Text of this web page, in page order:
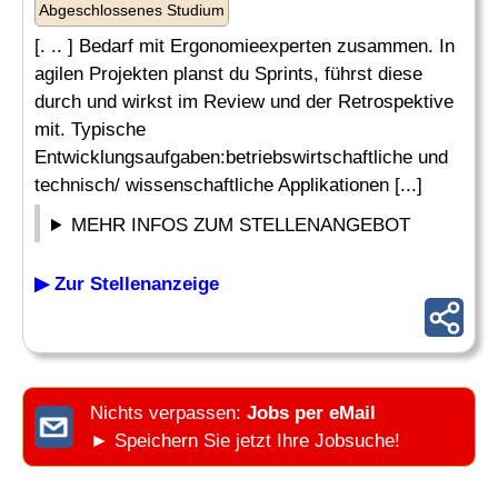
Abgeschlossenes Studium
[. .. ] Bedarf mit Ergonomieexperten zusammen. In
agilen Projekten planst du Sprints, führst diese
durch und wirkst im Review und der Retrospektive
mit. Typische
Entwicklungsaufgaben:betriebswirtschaftliche und
technisch/ wissenschaftliche Applikationen [...]
MEHR INFOS ZUM STELLENANGEBOT
▶ Zur Stellenanzeige
Nichts verpassen: Jobs per eMail
► Speichern Sie jetzt Ihre Jobsuche!